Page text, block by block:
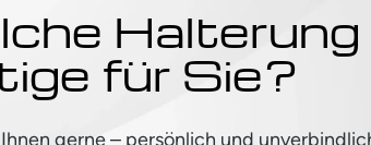
Halterung
für Sie?
gerne – persönlich und